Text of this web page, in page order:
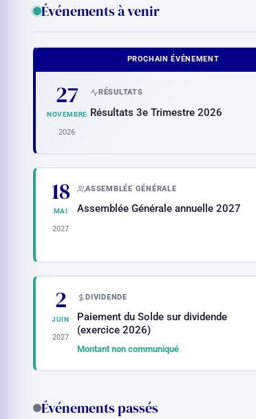
Événements à venir
PROCHAIN ÉVÉNEMENT
27
NOVEMBRE
2026
RÉSULTATS
Résultats 3e Trimestre 2026
18
MAI
2027
ASSEMBLÉE GÉNÉRALE
Assemblée Générale annuelle 2027
2
JUIN
2027
DIVIDENDE
Paiement du Solde sur dividende
(exercice 2026)
Montant non communiqué
Événements passés